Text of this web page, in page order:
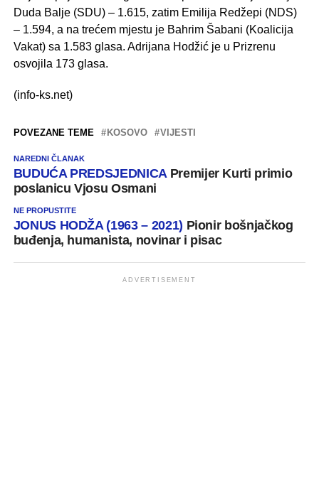
Duda Balje (SDU) – 1.615, zatim Emilija Redžepi (NDS)
– 1.594, a na trećem mjestu je Bahrim Šabani (Koalicija
Vakat) sa 1.583 glasa. Adrijana Hodžić je u Prizrenu
osvojila 173 glasa.
(info-ks.net)
POVEZANE TEME KOSOVO VIJESTI
NAREDNI ČLANAK
BUDUĆA PREDSJEDNICA Premijer Kurti primio
poslanicu Vjosu Osmani
NE PROPUSTITE
JONUS HODŽA (1963 – 2021) Pionir bošnjačkog
buđenja, humanista, novinar i pisac
ADVERTISEMENT